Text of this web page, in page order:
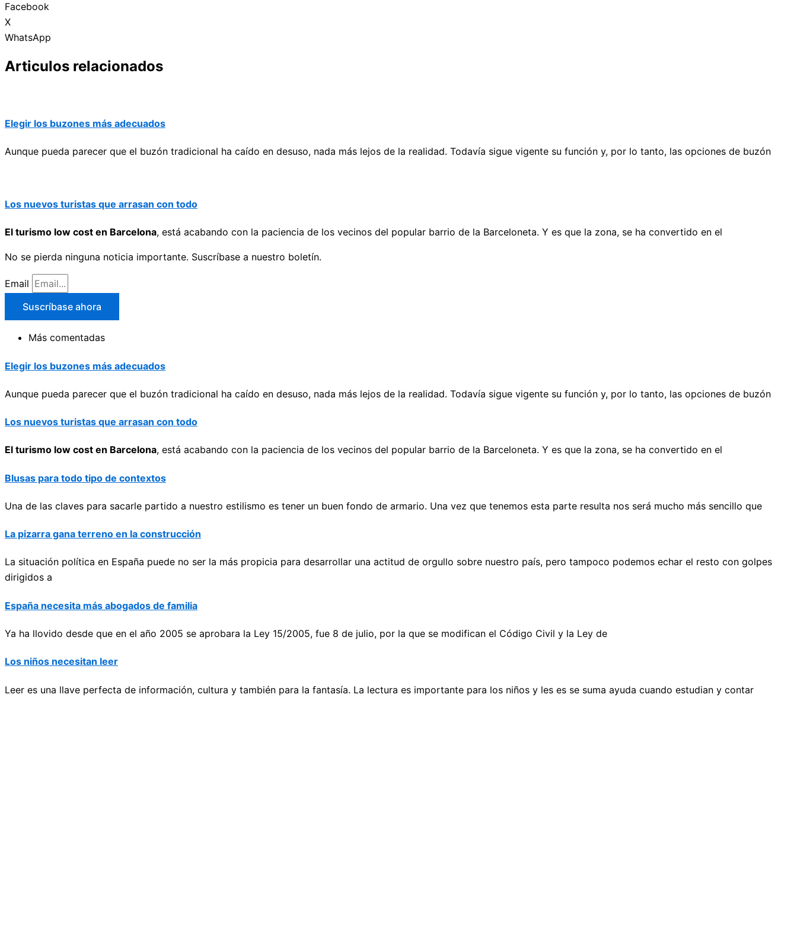
Facebook
X
WhatsApp
Articulos relacionados
Elegir los buzones más adecuados
Aunque pueda parecer que el buzón tradicional ha caído en desuso, nada más lejos de la realidad. Todavía sigue vigente su función y, por lo tanto, las opciones de buzón
Los nuevos turistas que arrasan con todo
El turismo low cost en Barcelona, está acabando con la paciencia de los vecinos del popular barrio de la Barceloneta. Y es que la zona, se ha convertido en el
No se pierda ninguna noticia importante. Suscríbase a nuestro boletín.
Email
Suscríbase ahora
Más comentadas
Elegir los buzones más adecuados
Aunque pueda parecer que el buzón tradicional ha caído en desuso, nada más lejos de la realidad. Todavía sigue vigente su función y, por lo tanto, las opciones de buzón
Los nuevos turistas que arrasan con todo
El turismo low cost en Barcelona, está acabando con la paciencia de los vecinos del popular barrio de la Barceloneta. Y es que la zona, se ha convertido en el
Blusas para todo tipo de contextos
Una de las claves para sacarle partido a nuestro estilismo es tener un buen fondo de armario. Una vez que tenemos esta parte resulta nos será mucho más sencillo que
La pizarra gana terreno en la construcción
La situación política en España puede no ser la más propicia para desarrollar una actitud de orgullo sobre nuestro país, pero tampoco podemos echar el resto con golpes
dirigidos a
España necesita más abogados de familia
Ya ha llovido desde que en el año 2005 se aprobara la Ley 15/2005, fue 8 de julio, por la que se modifican el Código Civil y la Ley de
Los niños necesitan leer
Leer es una llave perfecta de información, cultura y también para la fantasía. La lectura es importante para los niños y les es se suma ayuda cuando estudian y contar